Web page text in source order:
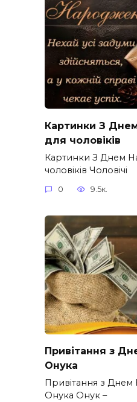
Картинки З
для чоловіків​
Картинки З Днем
чоловіків​ Чоловічі
0 9.5к.
Привітання з
Онука
Привітання з
Онука Онук –